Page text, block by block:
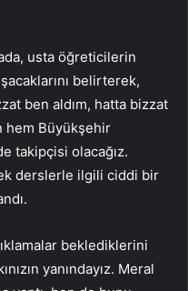
usta öğreticilerin
belirterek,
ben aldım, hatta bizzat
hem Büyükşehir
takipçisi olacağız.
ek derslerle ilgili ciddi bir
beklediklerini
yanındayız. Meral